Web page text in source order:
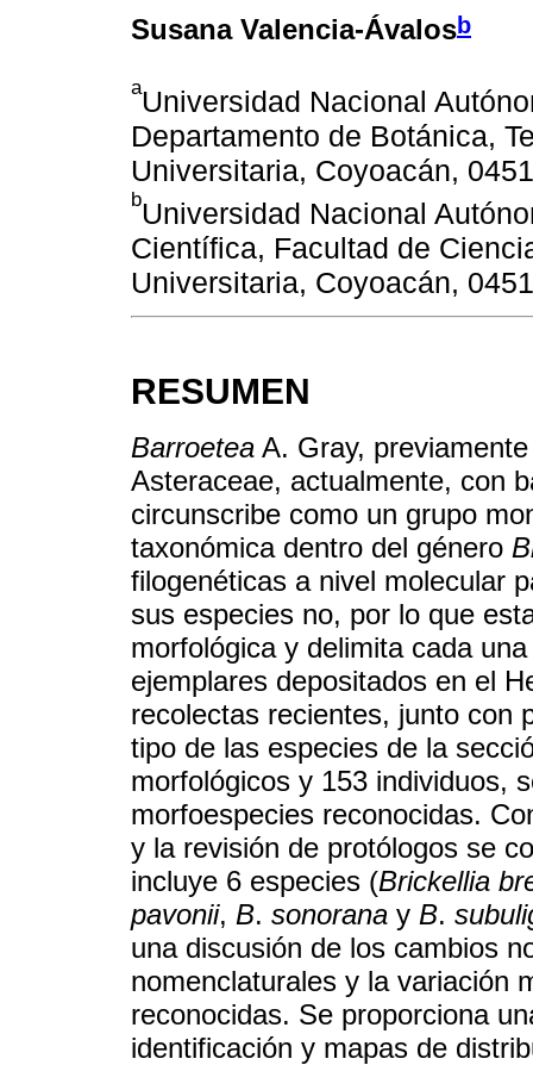
Susana Valencia-Ávalosb
aUniversidad Nacional
Departamento de Botánica,
Universitaria, Coyoacán,
bUniversidad Nacional
Científica, Facultad de
Universitaria, Coyoacán,
RESUMEN
Barroetea A. Gray,
Asteraceae, actualmente, con
circunscribe como un grupo
taxonómica dentro del género
filogenéticas a nivel molecular
sus especies no, por lo que
morfológica y delimita cada
ejemplares depositados en el
recolectas recientes, junto con
tipo de las especies de la
morfológicos y 153 individuos,
morfoespecies reconocidas.
y la revisión de protólogos se
incluye 6 especies (Brickellia
pavonii, B. sonorana y B.
una discusión de los cambios
nomenclaturales y la variación
reconocidas. Se proporciona
identificación y mapas de